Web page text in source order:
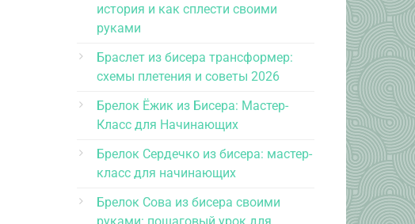
история и как сплести своими
руками
Браслет из бисера трансформер:
схемы плетения и советы 2026
Брелок Ёжик из Бисера: Мастер-
Класс для Начинающих
Брелок Сердечко из бисера: мастер-
класс для начинающих
Брелок Сова из бисера своими